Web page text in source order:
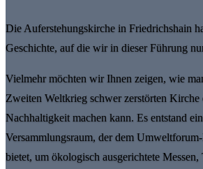
Die Auferstehungskirche in Friedrichshain
Geschichte, auf die wir in dieser Führung
Vielmehr möchten wir Ihnen zeigen, wie
Zweiten Weltkrieg schwer zerstörten
Nachhaltigkeit machen kann. Es entstand
Versammlungsraum, der dem
bietet, um ökologisch ausgerichtete